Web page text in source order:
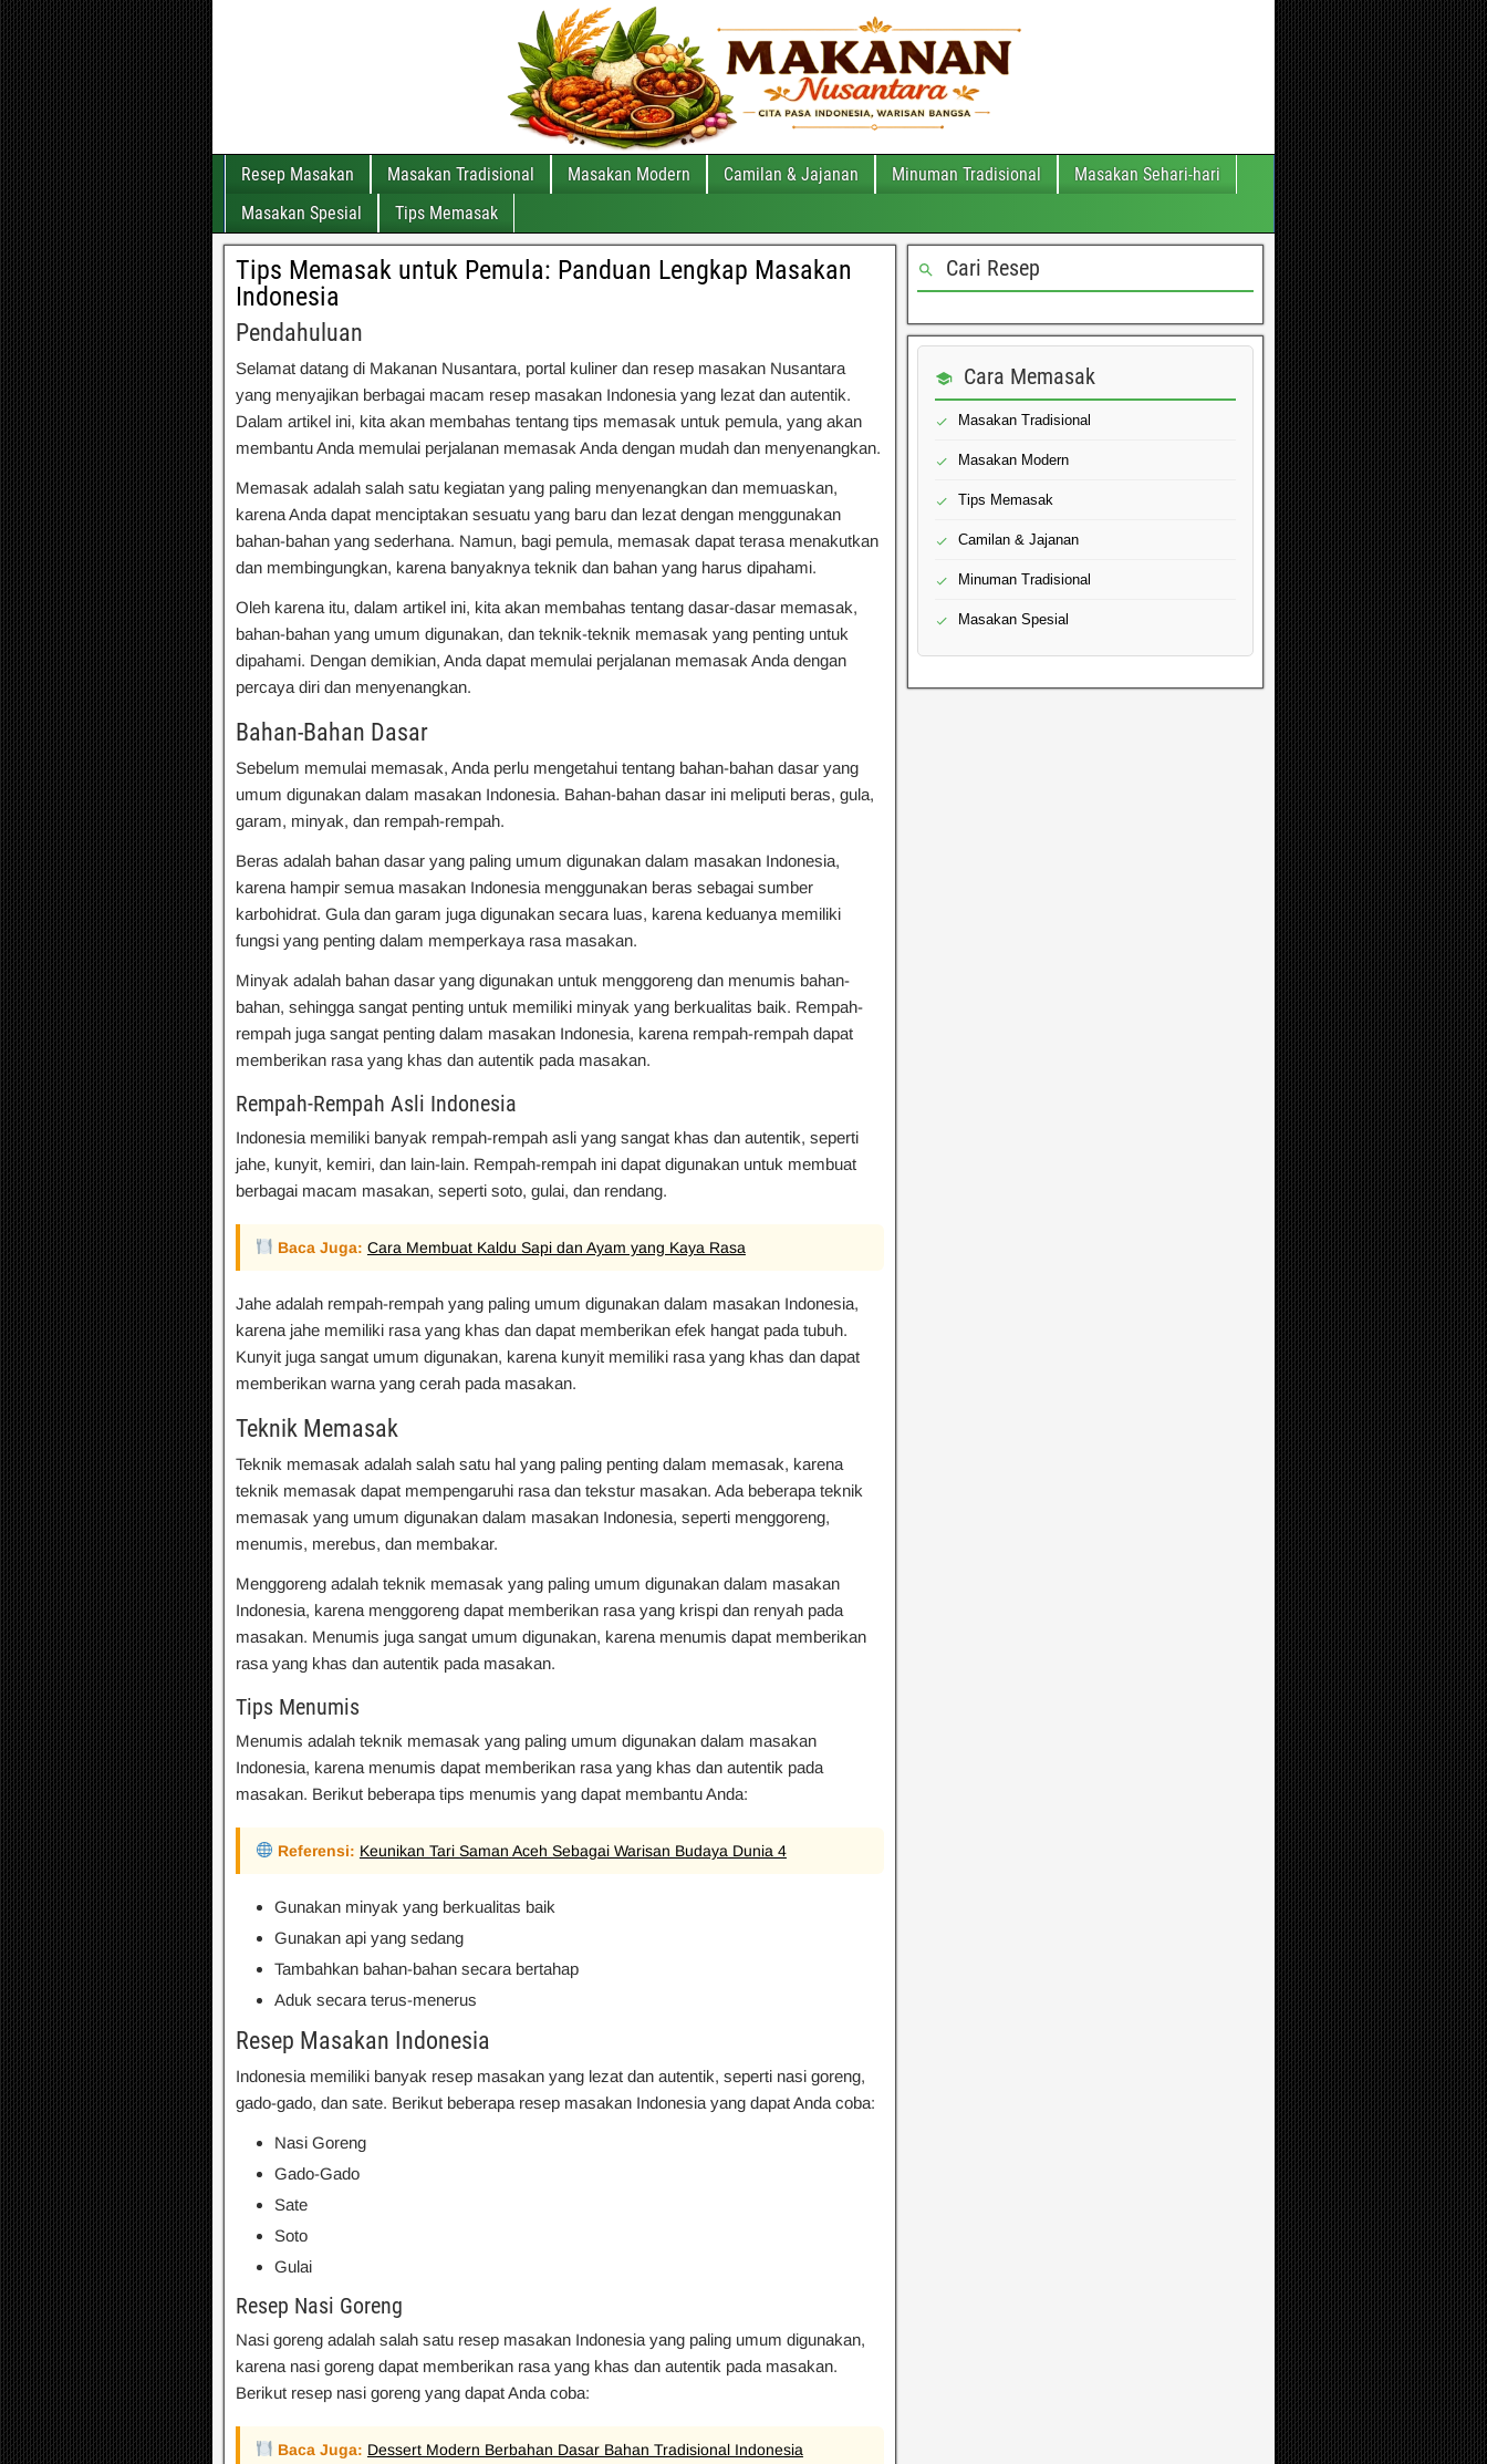
Resep Masakan Masakan Tradisional Masakan Modern Camilan & Jajanan Minuman Tradisional
Masakan Sehari-hari
Masakan Spesial
Tips Memasak
Tips Memasak untuk Pemula: Panduan Lengkap Masakan
Indonesia
Pendahuluan
Selamat datang di Makanan Nusantara, portal kuliner dan resep masakan Nusantara
yang menyajikan berbagai macam resep masakan Indonesia yang lezat dan autentik.
Dalam artikel ini, kita akan membahas tentang tips memasak untuk pemula, yang akan
membantu Anda memulai perjalanan memasak Anda dengan mudah dan menyenangkan.
Memasak adalah salah satu kegiatan yang paling menyenangkan dan memuaskan,
karena Anda dapat menciptakan sesuatu yang baru dan lezat dengan menggunakan
bahan-bahan yang sederhana. Namun, bagi pemula, memasak dapat terasa menakutkan
dan membingungkan, karena banyaknya teknik dan bahan yang harus dipahami.
Oleh karena itu, dalam artikel ini, kita akan membahas tentang dasar-dasar memasak,
bahan-bahan yang umum digunakan, dan teknik-teknik memasak yang penting untuk
dipahami. Dengan demikian, Anda dapat memulai perjalanan memasak Anda dengan
percaya diri dan menyenangkan.
Bahan-Bahan Dasar
Sebelum memulai memasak, Anda perlu mengetahui tentang bahan-bahan dasar yang
umum digunakan dalam masakan Indonesia. Bahan-bahan dasar ini meliputi beras, gula,
garam, minyak, dan rempah-rempah.
Beras adalah bahan dasar yang paling umum digunakan dalam masakan Indonesia,
karena hampir semua masakan Indonesia menggunakan beras sebagai sumber
karbohidrat. Gula dan garam juga digunakan secara luas, karena keduanya memiliki
fungsi yang penting dalam memperkaya rasa masakan.
Minyak adalah bahan dasar yang digunakan untuk menggoreng dan menumis bahan-
bahan, sehingga sangat penting untuk memiliki minyak yang berkualitas baik. Rempah-
rempah juga sangat penting dalam masakan Indonesia, karena rempah-rempah dapat
memberikan rasa yang khas dan autentik pada masakan.
Rempah-Rempah Asli Indonesia
Indonesia memiliki banyak rempah-rempah asli yang sangat khas dan autentik, seperti
jahe, kunyit, kemiri, dan lain-lain. Rempah-rempah ini dapat digunakan untuk membuat
berbagai macam masakan, seperti soto, gulai, dan rendang.
Baca Juga: Cara Membuat Kaldu Sapi dan Ayam yang Kaya Rasa
Jahe adalah rempah-rempah yang paling umum digunakan dalam masakan Indonesia,
karena jahe memiliki rasa yang khas dan dapat memberikan efek hangat pada tubuh.
Kunyit juga sangat umum digunakan, karena kunyit memiliki rasa yang khas dan dapat
memberikan warna yang cerah pada masakan.
Teknik Memasak
Teknik memasak adalah salah satu hal yang paling penting dalam memasak, karena
teknik memasak dapat mempengaruhi rasa dan tekstur masakan. Ada beberapa teknik
memasak yang umum digunakan dalam masakan Indonesia, seperti menggoreng,
menumis, merebus, dan membakar.
Menggoreng adalah teknik memasak yang paling umum digunakan dalam masakan
Indonesia, karena menggoreng dapat memberikan rasa yang krispi dan renyah pada
masakan. Menumis juga sangat umum digunakan, karena menumis dapat memberikan
rasa yang khas dan autentik pada masakan.
Tips Menumis
Menumis adalah teknik memasak yang paling umum digunakan dalam masakan
Indonesia, karena menumis dapat memberikan rasa yang khas dan autentik pada
masakan. Berikut beberapa tips menumis yang dapat membantu Anda:
Referensi: Keunikan Tari Saman Aceh Sebagai Warisan Budaya Dunia 4
Gunakan minyak yang berkualitas baik
Gunakan api yang sedang
Tambahkan bahan-bahan secara bertahap
Aduk secara terus-menerus
Resep Masakan Indonesia
Indonesia memiliki banyak resep masakan yang lezat dan autentik, seperti nasi goreng,
gado-gado, dan sate. Berikut beberapa resep masakan Indonesia yang dapat Anda coba:
Nasi Goreng
Gado-Gado
Sate
Soto
Gulai
Resep Nasi Goreng
Nasi goreng adalah salah satu resep masakan Indonesia yang paling umum digunakan,
karena nasi goreng dapat memberikan rasa yang khas dan autentik pada masakan.
Berikut resep nasi goreng yang dapat Anda coba:
Baca Juga: Dessert Modern Berbahan Dasar Bahan Tradisional Indonesia
Cari Resep
Cara Memasak
Masakan Tradisional
Masakan Modern
Tips Memasak
Camilan & Jajanan
Minuman Tradisional
Masakan Spesial